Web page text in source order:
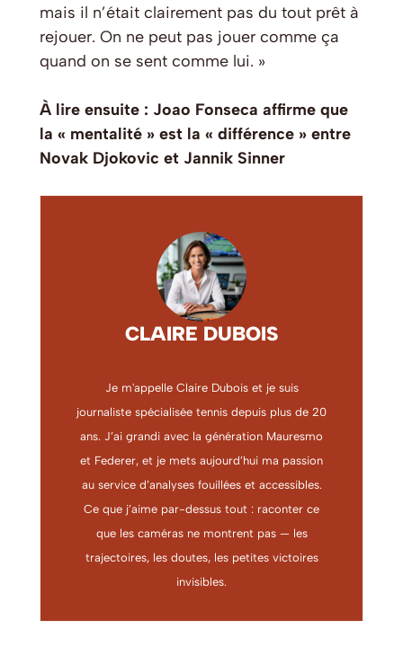
mais il n’était clairement pas du tout prêt à
rejouer. On ne peut pas jouer comme ça
quand on se sent comme lui. »
À lire ensuite : Joao Fonseca affirme que
la « mentalité » est la « différence » entre
Novak Djokovic et Jannik Sinner
CLAIRE DUBOIS
Je m'appelle Claire Dubois et je suis
journaliste spécialisée tennis depuis plus de 20
ans. J’ai grandi avec la génération Mauresmo
et Federer, et je mets aujourd’hui ma passion
au service d’analyses fouillées et accessibles.
Ce que j’aime par-dessus tout : raconter ce
que les caméras ne montrent pas — les
trajectoires, les doutes, les petites victoires
invisibles.